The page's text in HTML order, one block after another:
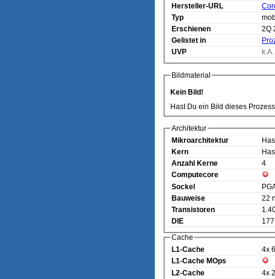
Hersteller-URL
Typ
Erschienen
2Q
Gelistet in
UVP
k.A.
Bildmaterial
Kein Bild!
Hast Du ein Bild dieses
Architektur
Mikroarchitektur
Kern
Anzahl Kerne
4
Computecore
Sockel
Bauweise
22
Transistoren
DIE
Cache
L1-Cache
4x
L1-Cache MOps
L2-Cache
4x